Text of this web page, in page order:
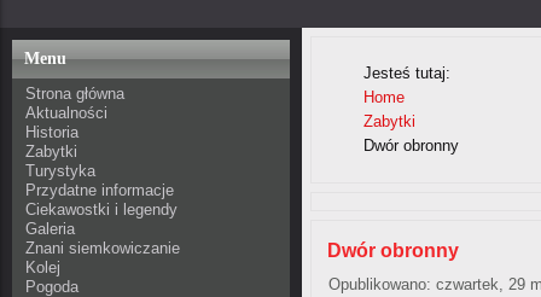
Menu
Strona główna
Aktualności
Historia
Zabytki
Turystyka
Przydatne informacje
Ciekawostki i legendy
Galeria
Znani siemkowiczanie
Kolej
Pogoda
Jesteś tutaj:
Home
Zabytki
Dwór obronny
Dwór obronny
Opublikowano: czwartek, 29